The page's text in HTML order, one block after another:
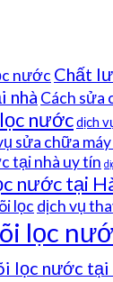
nước Chất
nhà Cách sửa
nướcdịch
sửa chữa
tại nhà uy tín
nước tại
lọc dịch vụ
lọc
lọc nước tại